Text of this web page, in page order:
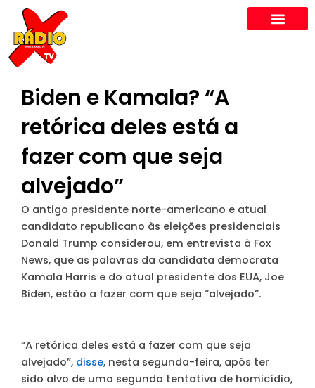
content
Biden e Kamala? “A
retórica deles está a
fazer com que seja
alvejado”
O antigo presidente norte-americano e atual
candidato republicano às eleições presidenciais
Donald Trump considerou, em entrevista à Fox
News, que as palavras da candidata democrata
Kamala Harris e do atual presidente dos EUA, Joe
Biden, estão a fazer com que seja “alvejado”.
“A retórica deles está a fazer com que seja
alvejado”, disse, nesta segunda-feira, após ter
sido alvo de uma segunda tentativa de homicídio,